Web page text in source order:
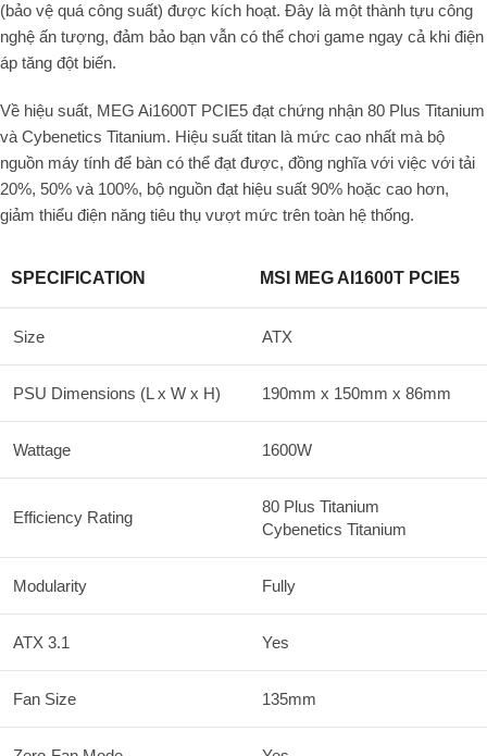
(bảo vệ quá công suất) được kích hoạt. Đây là một thành tựu công
nghệ ấn tượng, đảm bảo bạn vẫn có thể chơi game ngay cả khi điện
áp tăng đột biến.
Về hiệu suất, MEG Ai1600T PCIE5 đạt chứng nhận 80 Plus Titanium
và Cybenetics Titanium. Hiệu suất titan là mức cao nhất mà bộ
nguồn máy tính để bàn có thể đạt được, đồng nghĩa với việc với tải
20%, 50% và 100%, bộ nguồn đạt hiệu suất 90% hoặc cao hơn,
giảm thiểu điện năng tiêu thụ vượt mức trên toàn hệ thống.
SPECIFICATION MSI MEG AI1600T PCIE5
Size ATX
PSU Dimensions (L x W x H) 190mm x 150mm x 86mm
Wattage 1600W
Efficiency Rating
80 Plus Titanium
Cybenetics Titanium
Modularity Fully
ATX 3.1 Yes
Fan Size 135mm